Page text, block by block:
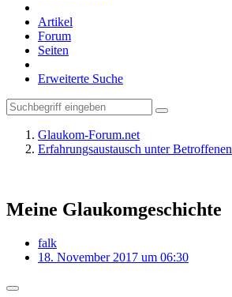
Artikel
Forum
Seiten
Erweiterte Suche
Glaukom-Forum.net
Erfahrungsaustausch unter Betroffenen
Meine Glaukomgeschichte
falk
18. November 2017 um 06:30